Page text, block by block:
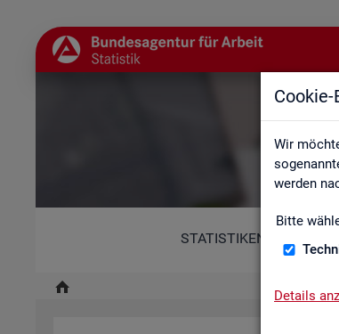
Wir
werden
Bitte
Details
STATISTIKEN